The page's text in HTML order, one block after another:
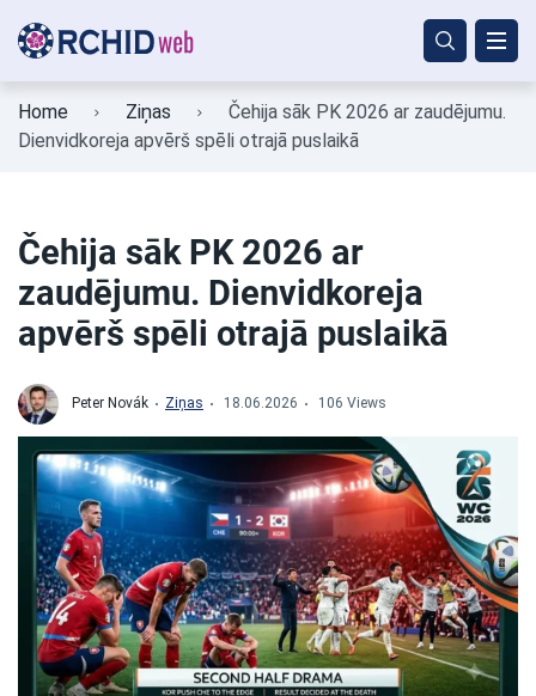
Home Ziņas
Čehija sāk PK 2026 ar zaudējumu.
Dienvidkoreja apvērš spēli otrajā puslaikā
Čehija sāk PK 2026 ar
zaudējumu. Dienvidkoreja
apvērš spēli otrajā puslaikā
Peter Novák Ziņas 18.06.2026 106 Views